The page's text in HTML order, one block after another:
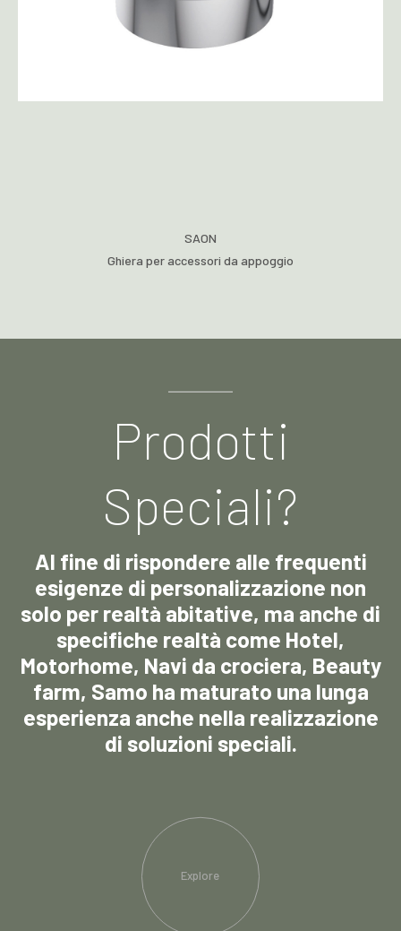
SAON
Ghiera per accessori da appoggio
Prodotti
Speciali?
Al fine di rispondere alle frequenti
esigenze di personalizzazione non
solo per realtà abitative, ma anche di
specifiche realtà come Hotel,
Motorhome, Navi da crociera, Beauty
farm, Samo ha maturato una lunga
esperienza anche nella realizzazione
di soluzioni speciali.
Explore